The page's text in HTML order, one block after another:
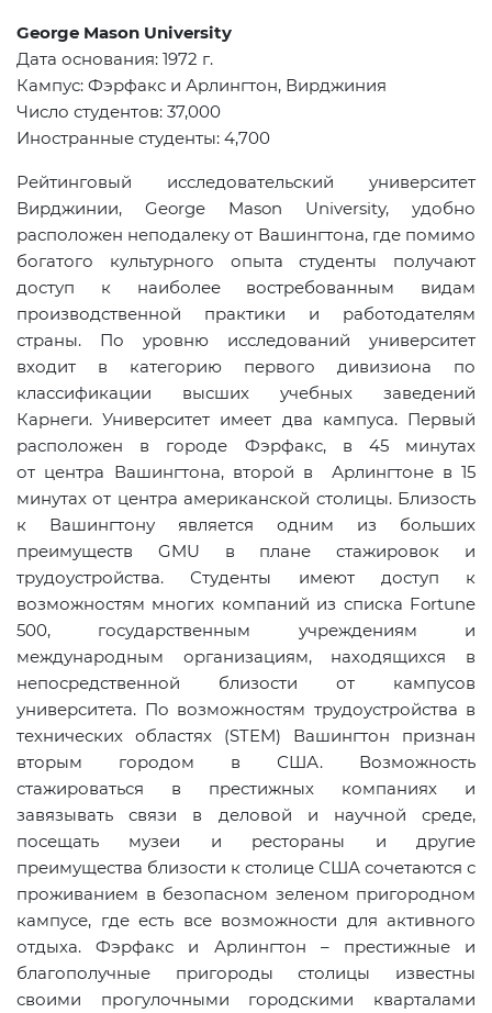
George Mason University
Дата основания: 1972 г.
Кампус: Фэрфакс и Арлингтон, Вирджиния
Число студентов: 37,000
Иностранные студенты: 4,700
Рейтинговый исследовательский университет
Вирджинии, George Mason University, удобно
расположен неподалеку от Вашингтона, где помимо
богатого культурного опыта студенты получают
доступ к наиболее востребованным видам
производственной практики и работодателям
страны. По уровню исследований университет
входит в категорию первого дивизиона по
классификации высших учебных заведений
Карнеги. Университет имеет два кампуса. Первый
расположен в городе Фэрфакс, в 45 минутах
от центра Вашингтона, второй в Арлингтоне в 15
минутах от центра американской столицы. Близость
к Вашингтону является одним из больших
преимуществ GMU в плане стажировок и
трудоустройства. Студенты имеют доступ к
возможностям многих компаний из списка Fortune
500, государственным учреждениям и
международным организациям, находящихся в
непосредственной близости от кампусов
университета. По возможностям трудоустройства в
технических областях (STEM) Вашингтон признан
вторым городом в США. Возможность
стажироваться в престижных компаниях и
завязывать связи в деловой и научной среде,
посещать музеи и рестораны и другие
преимущества близости к столице США сочетаются с
проживанием в безопасном зеленом пригородном
кампусе, где есть все возможности для активного
отдыха. Фэрфакс и Арлингтон – престижные и
благополучные пригороды столицы известны
своими прогулочными городскими кварталами